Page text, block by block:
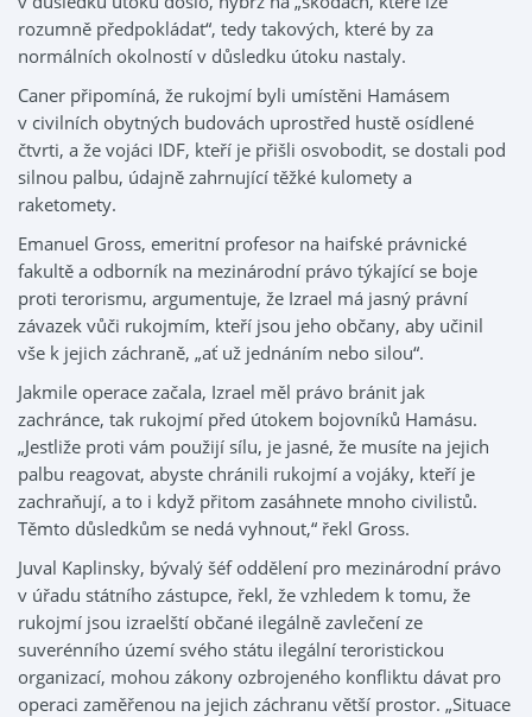
rozumně předpokládat“, tedy takových, které by za
normálních okolností v důsledku útoku nastaly.
Caner připomíná, že rukojmí byli umístěni Hamásem
v civilních obytných budovách uprostřed hustě osídlené
čtvrti, a že vojáci IDF, kteří je přišli osvobodit, se dostali pod
silnou palbu, údajně zahrnující těžké kulomety a
raketomety.
Emanuel Gross, emeritní profesor na haifské právnické
fakultě a odborník na mezinárodní právo týkající se boje
proti terorismu, argumentuje, že Izrael má jasný právní
závazek vůči rukojmím, kteří jsou jeho občany, aby učinil
vše k jejich záchraně, „ať už jednáním nebo silou“.
Jakmile operace začala, Izrael měl právo bránit jak
zachránce, tak rukojmí před útokem bojovníků Hamásu.
„Jestliže proti vám použijí sílu, je jasné, že musíte na jejich
palbu reagovat, abyste chránili rukojmí a vojáky, kteří je
zachraňují, a to i když přitom zasáhnete mnoho civilistů.
Těmto důsledkům se nedá vyhnout,“ řekl Gross.
Juval Kaplinsky, bývalý šéf oddělení pro mezinárodní právo
v úřadu státního zástupce, řekl, že vzhledem k tomu, že
rukojmí jsou izraelští občané ilegálně zavlečení ze
suverénního území svého státu ilegální teroristickou
organizací, mohou zákony ozbrojeného konfliktu dávat pro
operaci zaměřenou na jejich záchranu větší prostor. „Situace